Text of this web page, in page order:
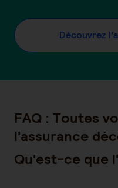
Découvrez
FAQ : Toutes
l'assurance
Qu'est-ce que